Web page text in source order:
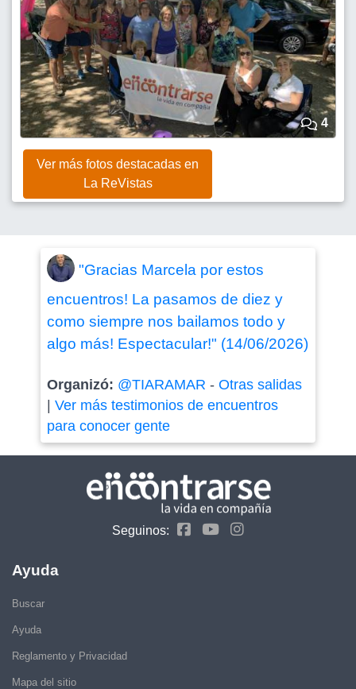
4
Ver más fotos destacadas en
La ReVistas
"Gracias Marcela por estos
encuentros! La pasamos de diez y
como siempre nos bailamos todo y
algo más! Espectacular!" (14/06/2026)
Organizó: @TIARAMAR - Otras salidas
| Ver más testimonios de encuentros
para conocer gente
Seguinos:
Ayuda
Buscar
Ayuda
Reglamento y Privacidad
Mapa del sitio